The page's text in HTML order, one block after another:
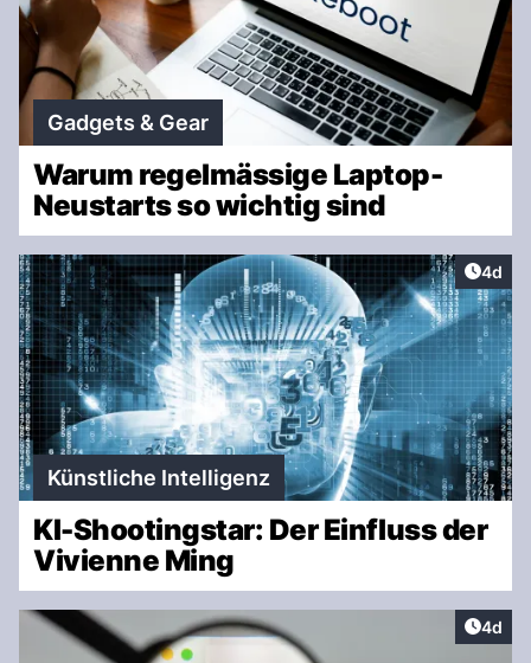
Gadgets & Gear
Warum regelmässige Laptop-
Neustarts so wichtig sind
4d
Künstliche Intelligenz
KI-Shootingstar: Der Einfluss der
Vivienne Ming
4d